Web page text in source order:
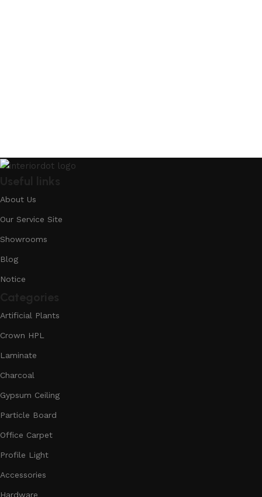
About Us
Our Service Site
Showrooms
Blog
Notice
Artificial Plants
Crown HPL
Laminate
Charcoal
Gypsum Ceiling
Particle Board
Office Carpet
Profile Light
Accessories
Hardware